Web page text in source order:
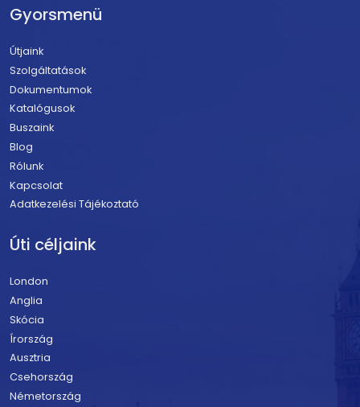
Gyorsmenü
Útjaink
Szolgáltatások
Dokumentumok
Katalógusok
Buszaink
Blog
Rólunk
Kapcsolat
Adatkezelési Tájékoztató
Úti céljaink
London
Anglia
Skócia
Írország
Ausztria
Csehország
Németország